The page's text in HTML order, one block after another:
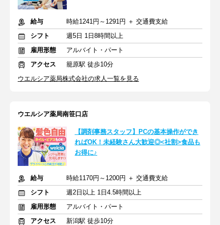
給与
時給1241円～1291円 ＋ 交通費支給
シフト
週5日 1日8時間以上
雇用形態
アルバイト・パート
アクセス
籠原駅 徒歩10分
ウエルシア薬局株式会社の求人一覧を見る
ウエルシア薬局南笹口店
【調剤事務スタッフ】PCの基本操作ができ
ればOK！未経験さん大歓迎◎<社割>食品も
お得に♪
給与
時給1170円～1200円 ＋ 交通費支給
シフト
週2日以上 1日4.5時間以上
雇用形態
アルバイト・パート
アクセス
新潟駅 徒歩10分